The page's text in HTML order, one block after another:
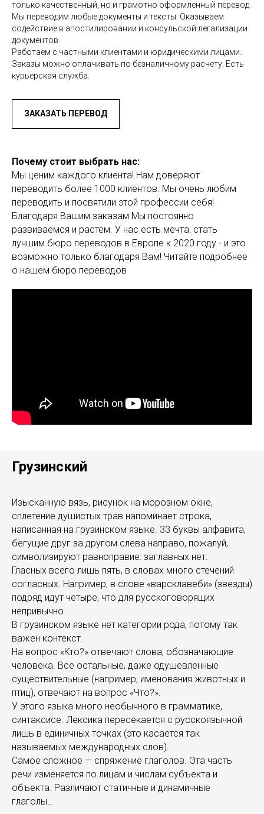
только качественный, но и грамотно оформленный перевод.
Мы переводим любые документы и тексты. Оказываем
содействие в апостилировании и консульской легализации
документов.
Работаем с частными клиентами и юридическими лицами.
Заказы можно оплачивать по безналичному расчету. Есть
курьерская служба.
ЗАКАЗАТЬ ПЕРЕВОД
Почему стоит выбрать нас:
Мы ценим каждого клиента! Нам доверяют
переводить более 1000 клиентов. Мы очень любим
переводить и посвятили этой профессии себя!
Благодаря Вашим заказам Мы постоянно
развиваемся и растем. У нас есть мечта: стать
лучшим бюро переводов в Европе к 2020 году - и это
возможно только благодаря Вам! Читайте подробнее
о нашем бюро переводов
Грузинский
Изысканную вязь, рисунок на морозном окне,
сплетение душистых трав напоминает строка,
написанная на грузинском языке. 33 буквы алфавита,
бегущие друг за другом слева направо, пожалуй,
символизируют равноправие: заглавных нет.
Гласных всего лишь пять, в словах много стечений
согласных. Например, в слове «варсклавеби» (звезды)
подряд идут четыре, что для русскоговорящих
непривычно.
В грузинском языке нет категории рода, потому так
важен контекст.
На вопрос «Кто?» отвечают слова, обозначающие
человека. Все остальные, даже одушевленные
существительные (например, именования животных и
птиц), отвечают на вопрос «Что?».
У этого языка много необычного в грамматике,
синтаксисе. Лексика пересекается с русскоязычной
лишь в единичных точках (это касается так
называемых международных слов).
Самое сложное — спряжение глаголов. Эта часть
речи изменяется по лицам и числам субъекта и
объекта. Различают статичные и динамичные
глаголы…